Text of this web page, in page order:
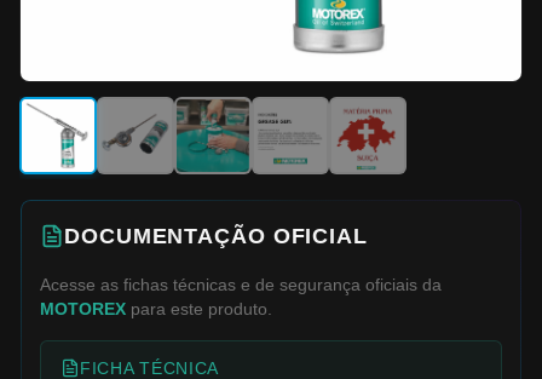
DOCUMENTAÇÃO OFICIAL
Acesse as fichas técnicas e de segurança oficiais da
MOTOREX para este produto.
FICHA TÉCNICA